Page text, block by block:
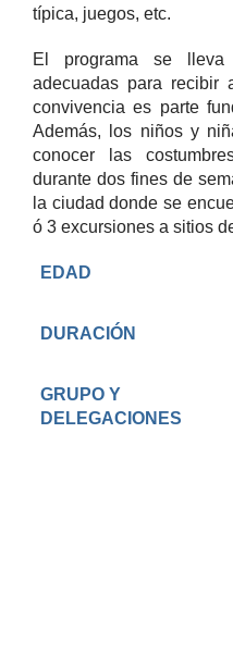
típica, juegos, etc.
El programa se
adecuadas para recibir
convivencia es parte
Además, los niños y
conocer las
durante dos fines de
la ciudad donde se
ó 3 excursiones a sitios
EDAD
DURACIÓN
GRUPO Y
DELEGACIONES